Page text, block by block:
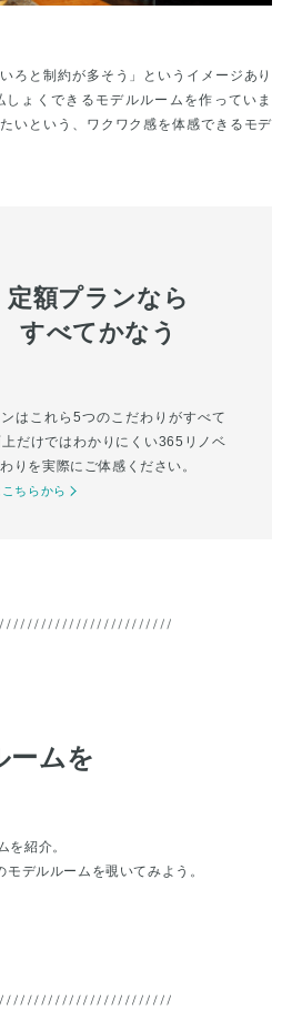
ろと制約が多そう」というイメージあり
ょくできるモデルルームを作っていま
いという、ワクワク感を体感できるモデ
定額プランなら
すべてかなう
はこれら5つのこだわりがすべて
だけではわかりにくい365リノベ
りを実際にご体感ください。
ちらから
ームを
を紹介。
デルルームを覗いてみよう。